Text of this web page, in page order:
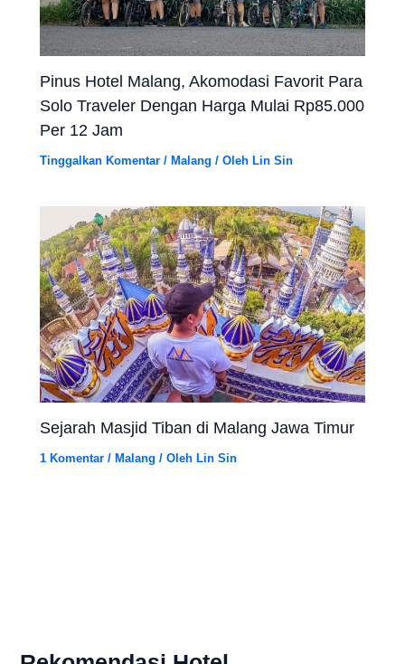
Pinus Hotel Malang, Akomodasi Favorit Para
Solo Traveler Dengan Harga Mulai Rp85.000
Per 12 Jam
Tinggalkan Komentar / Malang / Oleh Lin Sin
Sejarah Masjid Tiban di Malang Jawa Timur
1 Komentar / Malang / Oleh Lin Sin